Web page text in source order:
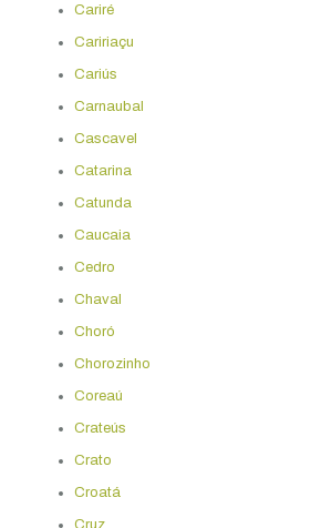
Cariré
Caririaçu
Cariús
Carnaubal
Cascavel
Catarina
Catunda
Caucaia
Cedro
Chaval
Choró
Chorozinho
Coreaú
Crateús
Crato
Croatá
Cruz